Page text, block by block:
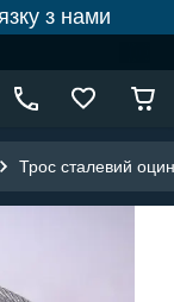
з нами
Трос сталевий